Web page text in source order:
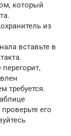
который
из
вставьте в
требуется.
его